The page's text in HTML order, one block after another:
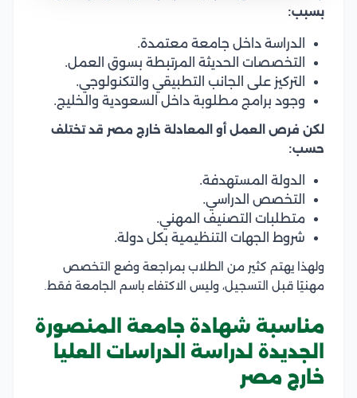
بسبب:
الدراسة داخل جامعة معتمدة.
التخصصات الحديثة المرتبطة بسوق العمل.
التركيز على الجانب التطبيقي والتكنولوجي.
وجود برامج مطلوبة داخل السعودية والخليج.
لكن فرص العمل أو المعادلة خارج مصر قد تختلف
حسب:
الدولة المستهدفة.
التخصص الدراسي.
متطلبات التصنيف المهني.
شروط الجهات التنظيمية بكل دولة.
ولهذا يهتم كثير من الطلاب بمراجعة وضع التخصص
مهنيًا قبل التسجيل، وليس الاكتفاء باسم الجامعة فقط.
مناسبة شهادة جامعة المنصورة
الجديدة لدراسة الدراسات العليا
خارج مصر